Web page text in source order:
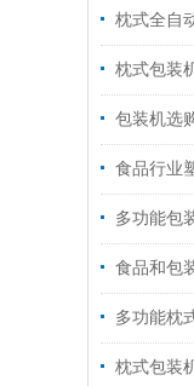
枕式全自
包装机选
食品行业
多功能包
食品和包
多功能枕
枕式包装